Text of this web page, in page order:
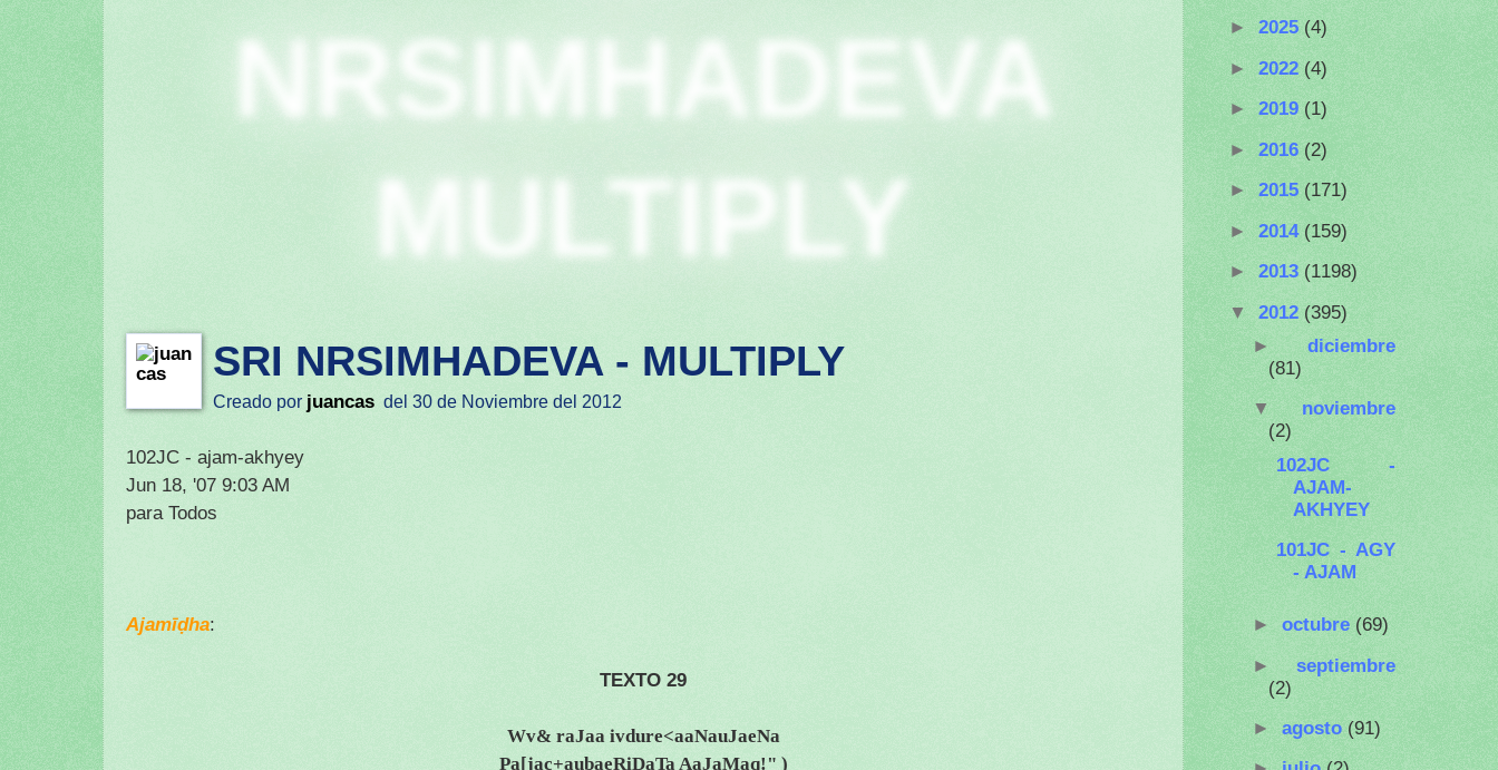
NRSIMHADEVA
MULTIPLY
SRI NRSIMHADEVA - MULTIPLY
Creado por juancas del 30 de Noviembre del 2012
102JC - ajam-akhyey
Jun 18, '07 9:03 AM
para Todos
Ajamīḍha:
TEXTO 29
Wv& raJaa ivdure<aaNauJaeNa
Pa[jac+aubaeRiDaTa AaJaMaq!" )
► 2025 (4)
► 2022 (4)
► 2019 (1)
► 2016 (2)
► 2015 (171)
► 2014 (159)
► 2013 (1198)
▼ 2012 (395)
► diciembre
(81)
▼ noviembre
(2)
102JC -
AJAM-
AKHYEY
101JC - AGY
- AJAM
► octubre (69)
► septiembre
(2)
► agosto (91)